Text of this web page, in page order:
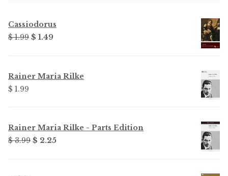
Cassiodorus
$ 1.99 Original
$ 1.99.
$ 1.49Current
$ 1.49.
Rainer Maria Rilke
$ 1.99
Rainer Maria Rilke - Parts Edition
$ 3.99 Original
$ 2.25Current